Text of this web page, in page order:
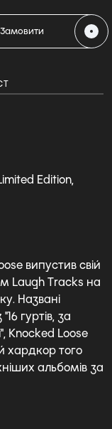
Замовити
Edition,
випустив свій
Laugh Tracks на
Названі
гуртів, за
Knocked Loose
хардкор того
альбомів за